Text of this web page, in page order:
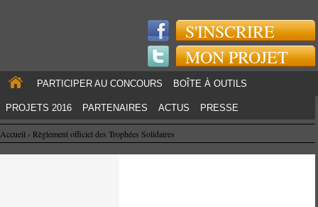
S'INSCRIRE
MON PROJET
PARTICIPER AU CONCOURS BOÎTE À OUTILS
PROJETS 2016 PARTENAIRES ACTUS PRESSE
Accueil › Règlement officiel des Trophées Solidaires